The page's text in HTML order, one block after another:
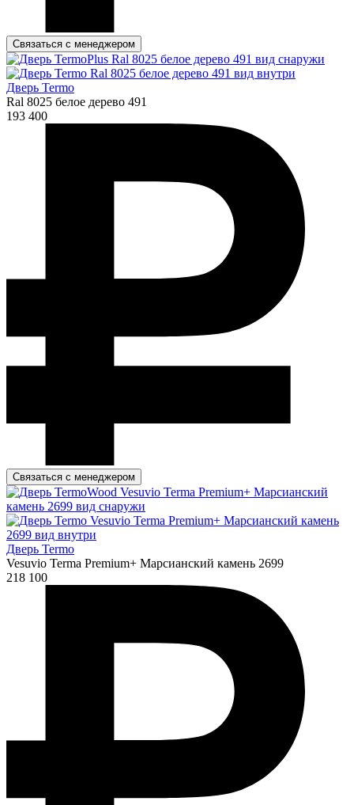
Связаться с менеджером
Дверь Termo
Ral 8025 белое дерево 491
193 400
Связаться с менеджером
Дверь Termo
Vesuvio Terma Premium+ Марсианский камень 2699
218 100